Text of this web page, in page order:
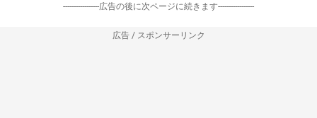
-----------------広告の後に次ページに続きます-----------------
広告 / スポンサーリンク